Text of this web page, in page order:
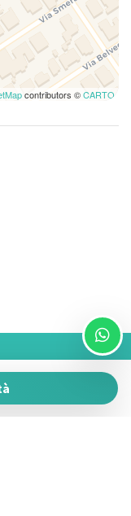
contributors ©CARTO